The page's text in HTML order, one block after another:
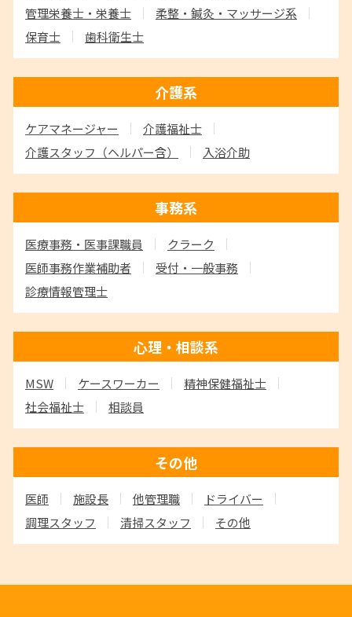
管理栄養士・栄養士
柔整・鍼灸・マッサージ系
保育士
歯科衛生士
介護系
ケアマネージャー
介護福祉士
介護スタッフ （ヘルパー含） 入浴介助
事務系
医療事務・医事課職員
クラーク
医師事務作業補助者
受付・一般事務
診療情報管理士
心理・相談系
MSW ケースワーカー
精神保健福祉士
社会福祉士
相談員
その他
医師 施設長 他管理職
ドライバー
調理スタッフ
清掃スタッフ その他